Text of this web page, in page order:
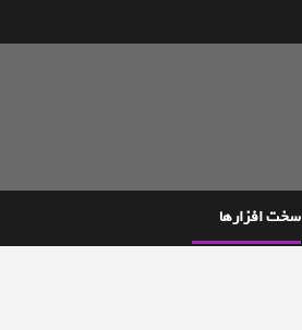
سخت افزارها